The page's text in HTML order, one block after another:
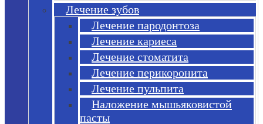
Лечение зубов
Лечение пародонтоза
Лечение кариеса
Лечение стоматита
Лечение перикоронита
Лечение пульпита
Наложение мышьяковистой
пасты